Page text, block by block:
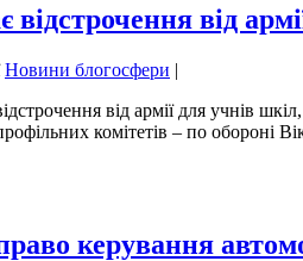
відстрочення від
Новини блогосфери |
від армії для учнів
комітетів – по
керування